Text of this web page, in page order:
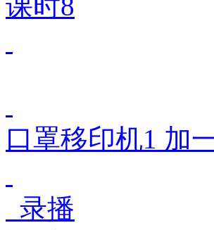
口罩移印机1 加
录播